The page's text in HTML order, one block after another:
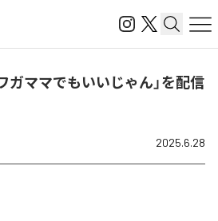
ガママでもいいじゃん」を配信
2025.6.28